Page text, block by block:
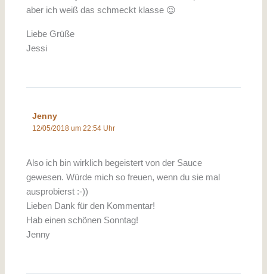
aber ich weiß das schmeckt klasse 😉
Liebe Grüße
Jessi
Jenny
12/05/2018 um 22:54 Uhr
Also ich bin wirklich begeistert von der Sauce
gewesen. Würde mich so freuen, wenn du sie mal
ausprobierst :-))
Lieben Dank für den Kommentar!
Hab einen schönen Sonntag!
Jenny